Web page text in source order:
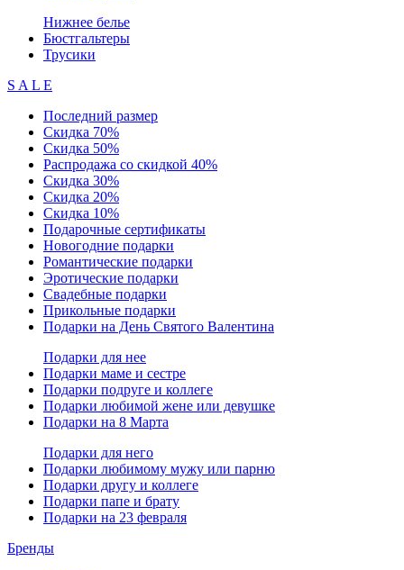
Нижнее белье
Бюстгальтеры
Трусики
S A L E
Последний размер
Скидка 70%
Скидка 50%
Распродажа со скидкой 40%
Скидка 30%
Скидка 20%
Скидка 10%
Подарочные сертификаты
Новогодние подарки
Романтические подарки
Эротические подарки
Свадебные подарки
Прикольные подарки
Подарки на День Святого Валентина
Подарки для нее
Подарки маме и сестре
Подарки подруге и коллеге
Подарки любимой жене или девушке
Подарки на 8 Марта
Подарки для него
Подарки любимому мужу или парню
Подарки другу и коллеге
Подарки папе и брату
Подарки на 23 февраля
Бренды